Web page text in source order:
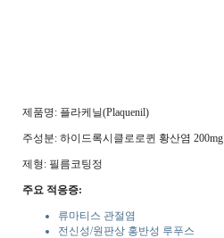
제품명: 플라케닐(Plaquenil)
주성분: 하이드록시클로로퀸 황산염 200mg
제형: 필름코팅정
주요 적응증:
류마티스 관절염
전신성/원판상 홍반성 루푸스